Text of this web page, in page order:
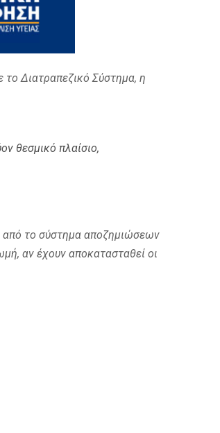
το Διατραπεζικό Σύστημα, η
θεσμικό πλαίσιο,
από το σύστημα αποζημιώσεων
αν έχουν αποκατασταθεί οι